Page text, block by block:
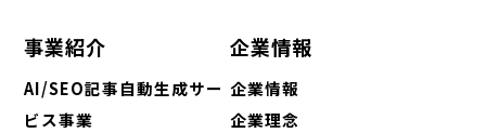
事業紹介
AI/SEO記事自動生成サー
ビス事業
企業情報
企業情報
企業理念